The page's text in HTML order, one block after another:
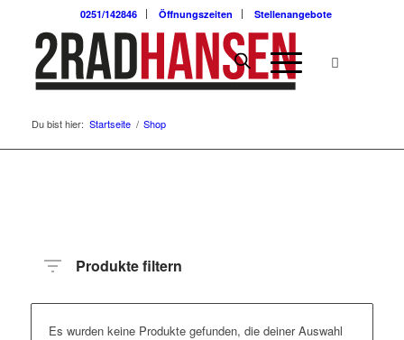
0251/142846 Öffnungszeiten Stellenangebote
Du bist hier: Startseite / Shop
Produkte filtern
Es wurden keine Produkte gefunden, die deiner Auswahl